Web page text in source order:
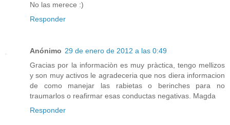
No las merece :)
Responder
Anónimo 29 de enero de 2012 a las 0:49
Gracias por la informaciòn es muy pràctica, tengo mellizos
y son muy activos le agradeceria que nos diera informacion
de como manejar las rabietas o berinches para no
traumarlos o reafirmar esas conductas negativas. Magda
Responder